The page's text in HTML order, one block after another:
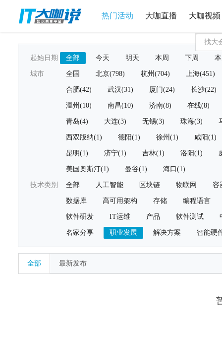
热门活动 大咖直播 大咖视频
起始日期 全部 今天 明天 本周 下周
城市 全国 北京(798) 杭州(704) 上海(451)
合肥(42) 武汉(31) 厦门(24) 长沙(22)
温州(10) 南昌(10) 济南(8) 在线(8)
青岛(4) 大连(3) 无锡(3) 珠海(3)
西双版纳(1) 德阳(1) 徐州(1) 咸阳(1)
昆明(1) 济宁(1) 吉林(1) 洛阳(1)
美国奥斯汀(1) 曼谷(1) 海口(1)
技术类别 全部 人工智能 区块链 物联网 容
数据库 高可用架构 存储 编程语言
软件研发 IT运维 产品 软件测试
名家分享 职业发展 解决方案 智能硬
全部 最新发布